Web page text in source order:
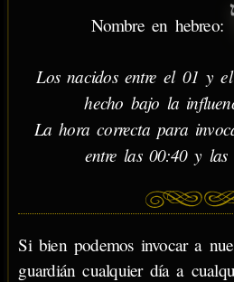
Nombre en hebreo:
Los nacidos entre el 01 y
hecho bajo la
La hora correcta para
entre las 00:40 y las
Si bien podemos invocar a
guardián cualquier día a